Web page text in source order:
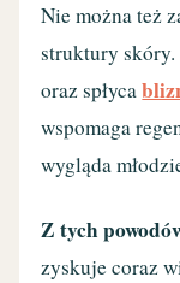
Nie można też
struktury skóry.
oraz spłyca
wspomaga
wygląda
Z tych
zyskuje coraz